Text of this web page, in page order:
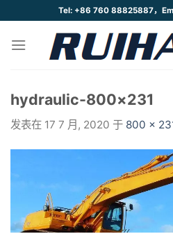
到
Tel: +86 760 88825887，
hydraulic-800×231
发表在 17 7 月, 2020 于 800 ×